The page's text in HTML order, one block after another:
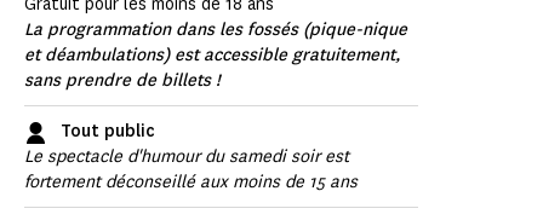
La programmation dans les fossés (pique-nique
et déambulations) est accessible gratuitement,
sans prendre de billets !
Tout public
Le spectacle d'humour du samedi soir est
fortement déconseillé aux moins de 15 ans